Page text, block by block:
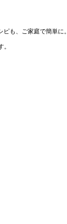
も、ご家庭で簡単に。